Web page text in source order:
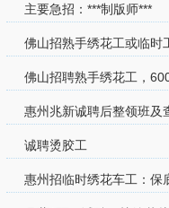
主要急招：***制版师***
佛山招熟手绣花工或临时
佛山招聘熟手绣花工，
惠州兆新诚聘后整领班及
诚聘烫胶工
惠州招临时绣花车工：保